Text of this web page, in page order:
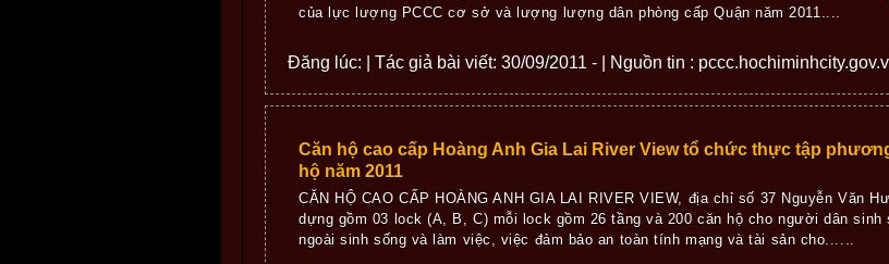
của lực lượng PCCC cơ sở và lượng lượng dân phòng cấp Quận năm 2011....
Đăng lúc: | Tác giả bài viết: 30/09/2011 - | Nguồn tin :
Căn hộ cao cấp Hoàng Anh Gia Lai River View tổ chức thực tập
hộ năm 2011
CĂN HỘ CAO CẤP HOÀNG ANH GIA LAI RIVER VIEW, địa chỉ số 37 Nguyễn Văn
dựng gồm 03 lock (A, B, C) mỗi lock gồm 26 tầng và 200 căn hộ cho người dân
ngoài sinh sống và làm việc, việc đảm bảo an toàn tính mạng và tài sản cho......